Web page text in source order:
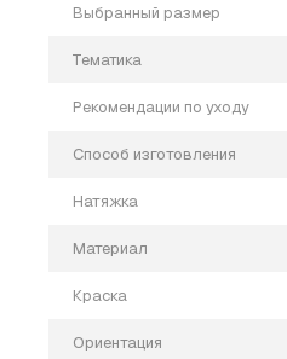
Выбранный размер
Тематика
Рекомендации по уходу
Способ изготовления
Натяжка
Материал
Краска
Ориентация